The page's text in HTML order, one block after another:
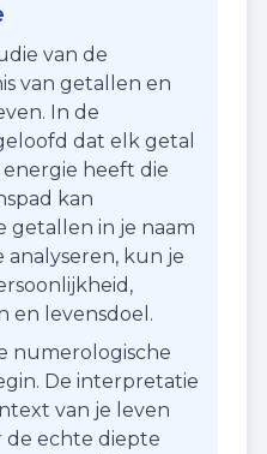
van de
van getallen en
In de
dat elk getal
heeft die
kan
getallen in je naam
kun je
en levensdoel.
numerologische
De interpretatie
van je leven
de echte diepte